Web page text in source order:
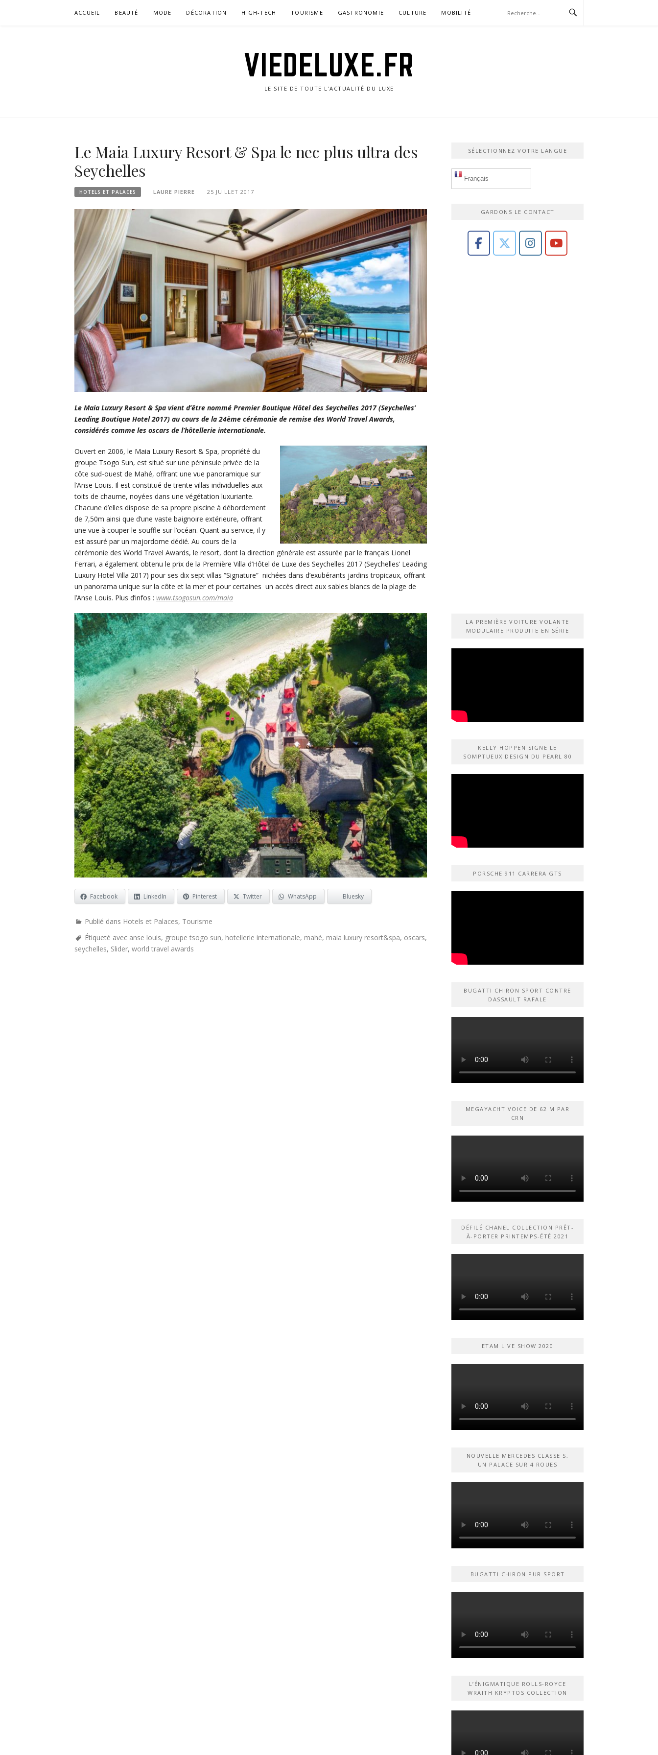
ACCUEIL BEAUTÉ MODE DÉCORATION HIGH-TECH TOURISME GASTRONOMIE CULTURE MOBILITÉ
VIEDELUXE.FR
LE SITE DE TOUTE L'ACTUALITÉ DU LUXE
Le Maia Luxury Resort & Spa le nec plus ultra des
Seychelles
HOTELS ET PALACES LAURE PIERRE 25 JUILLET 2017
Le Maia Luxury Resort & Spa vient d’être nommé Premier Boutique Hôtel des Seychelles 2017 (Seychelles’
Leading Boutique Hotel 2017) au cours de la 24ème cérémonie de remise des World Travel Awards,
considérés comme les oscars de l’hôtellerie internationale.
Ouvert en 2006, le Maia Luxury Resort & Spa, propriété du
groupe Tsogo Sun, est situé sur une péninsule privée de la
côte sud-ouest de Mahé, offrant une vue panoramique sur
l’Anse Louis. Il est constitué de trente villas individuelles aux
toits de chaume, noyées dans une végétation luxuriante.
Chacune d’elles dispose de sa propre piscine à débordement
de 7,50m ainsi que d’une vaste baignoire extérieure, offrant
une vue à couper le souffle sur l’océan. Quant au service, il y
est assuré par un majordome dédié. Au cours de la
cérémonie des World Travel Awards, le resort, dont la direction générale est assurée par le français Lionel
Ferrari, a également obtenu le prix de la Première Villa d’Hôtel de Luxe des Seychelles 2017 (Seychelles’ Leading
Luxury Hotel Villa 2017) pour ses dix sept villas “Signature” nichées dans d’exubérants jardins tropicaux, offrant
un panorama unique sur la côte et la mer et pour certaines un accès direct aux sables blancs de la plage de
l’Anse Louis. Plus d’infos : www.tsogosun.com/maia
Facebook LinkedIn Pinterest Twitter WhatsApp Bluesky
Publié dans Hotels et Palaces, Tourisme
Étiqueté avec anse louis, groupe tsogo sun, hotellerie internationale, mahé, maia luxury resort&spa, oscars,
seychelles, Slider, world travel awards
SÉLECTIONNEZ VOTRE LANGUE
Français
GARDONS LE CONTACT
LA PREMIÈRE VOITURE VOLANTE
MODULAIRE PRODUITE EN SÉRIE
KELLY HOPPEN SIGNE LE
SOMPTUEUX DESIGN DU PEARL 80
PORSCHE 911 CARRERA GTS
BUGATTI CHIRON SPORT CONTRE
DASSAULT RAFALE
MEGAYACHT VOICE DE 62 M PAR
CRN
DÉFILÉ CHANEL COLLECTION PRÊT-
À-PORTER PRINTEMPS-ÉTÉ 2021
ETAM LIVE SHOW 2020
NOUVELLE MERCEDES CLASSE S,
UN PALACE SUR 4 ROUES
BUGATTI CHIRON PUR SPORT
L’ÉNIGMATIQUE ROLLS-ROYCE
WRAITH KRYPTOS COLLECTION